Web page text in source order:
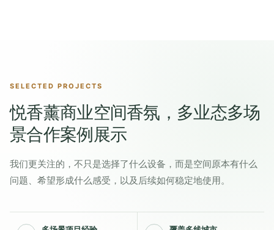
SELECTED PROJECTS
悦香薰商业空间香氛，多业态多场
景合作案例展示
我们更关注的，不只是选择了什么设备，而是空间原本有什么
问题、希望形成什么感受，以及后续如何稳定地使用。